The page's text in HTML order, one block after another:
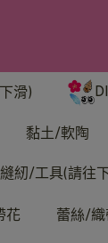
滑)
黏土/軟陶
紉/工具(請往
花 蕾絲/